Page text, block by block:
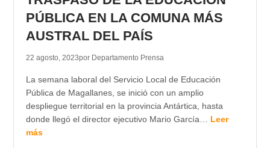
PÚBLICA EN LA COMUNA MÁS
AUSTRAL DEL PAÍS
22 agosto, 2023por Departamento Prensa
La semana laboral del Servicio Local de Educación
Pública de Magallanes, se inició con un amplio
despliegue territorial en la provincia Antártica, hasta
donde llegó el director ejecutivo Mario García… Leer
más